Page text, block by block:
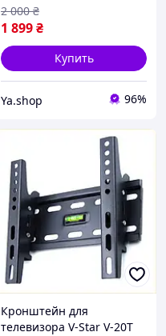
1 899₴
2 000 ₴
Купить
Ya.shop 96%
Кронштейн для
телевизора V-Star V-20T